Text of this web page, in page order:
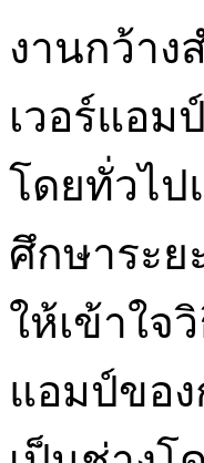
งานกว้าง
เวอร์แอ
โดยทั่วไป
ศึกษาระย
ให้เข้าใจ
แอมป์ของ